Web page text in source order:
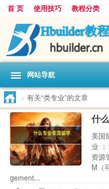
首 页 使用技巧 教程分类
网站导航
> 有关“类专业”的文章
什
美国
业
资源
M（
gement...